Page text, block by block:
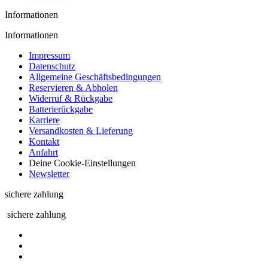
Informationen
Informationen
Impressum
Datenschutz
Allgemeine Geschäftsbedingungen
Reservieren & Abholen
Widerruf & Rückgabe
Batterierückgabe
Karriere
Versandkosten & Lieferung
Kontakt
Anfahrt
Deine Cookie-Einstellungen
Newsletter
sichere zahlung
sichere zahlung